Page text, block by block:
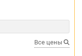
Все цены